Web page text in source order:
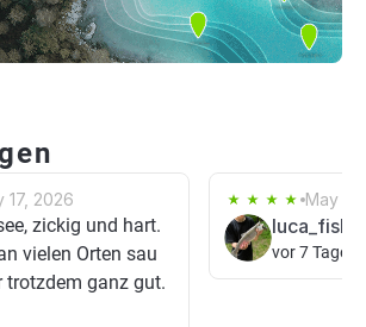
17, 2026
zickig und hart.
vielen Orten sau
trotzdem ganz gut.
May
vor 7 Tagen